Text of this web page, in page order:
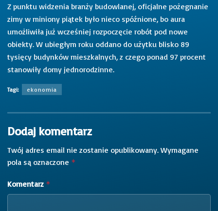
Z punktu widzenia branży budowlanej, oficjalne pożegnanie
zimy w miniony piątek było nieco spóźnione, bo aura
umożliwiła już wcześniej rozpoczęcie robót pod nowe
obiekty. W ubiegłym roku oddano do użytku blisko 89
tysięcy budynków mieszkalnych, z czego ponad 97 procent
stanowiły domy jednorodzinne.
Tagi: ekonomia
Dodaj komentarz
Twój adres email nie zostanie opublikowany. Wymagane
pola są oznaczone *
Komentarz *